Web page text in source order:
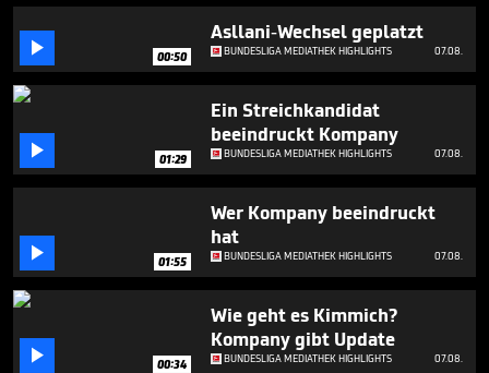
 00:50
Asllani-Wechsel geplatzt
BUNDESLIGA MEDIATHEK HIGHLIGHTS 07.08.
 01:29
Ein Streichkandidat
beeindruckt Kompany
BUNDESLIGA MEDIATHEK HIGHLIGHTS 07.08.
 01:55
Wer Kompany beeindruckt
hat
BUNDESLIGA MEDIATHEK HIGHLIGHTS 07.08.
 00:34
Wie geht es Kimmich?
Kompany gibt Update
BUNDESLIGA MEDIATHEK HIGHLIGHTS 07.08.